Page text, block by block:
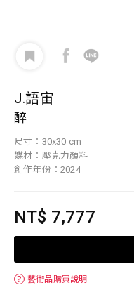
J.語宙
醉
尺寸：30x30 cm
媒材：壓克力顏料
創作年份：2024
NT$ 7,777
？ 藝術品購買說明